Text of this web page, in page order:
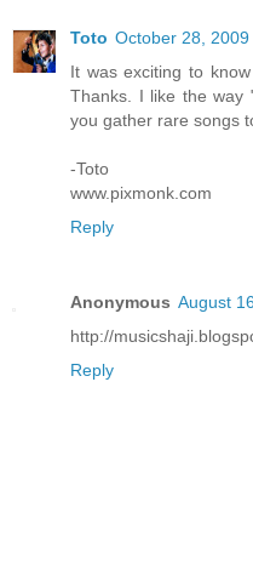
Toto October 28, 2009
It was exciting to
Thanks. I like the way
you gather rare songs
-Toto
www.pixmonk.com
Reply
Anonymous August
http://
Reply